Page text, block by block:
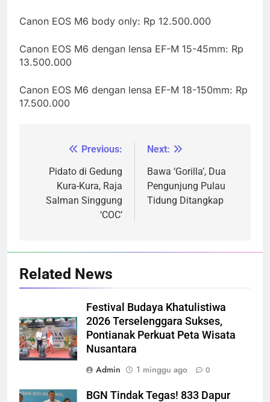
Canon EOS M6 body only: Rp 12.500.000
Canon EOS M6 dengan lensa EF-M 15-45mm: Rp
13.500.000
Canon EOS M6 dengan lensa EF-M 18-150mm: Rp
17.500.000
Navigasi
pos
Previous:
Pidato di Gedung
Kura-Kura, Raja
Salman Singgung
‘COC’
Next:
Bawa ‘Gorilla’, Dua
Pengunjung Pulau
Tidung Ditangkap
Related News
Festival Budaya Khatulistiwa
2026 Terselenggara Sukses,
Pontianak Perkuat Peta Wisata
Nusantara
Admin
1 minggu ago 0
BGN Tindak Tegas! 833 Dapur